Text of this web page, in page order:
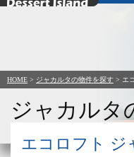
デザートアイランド
HOME > ジャカルタの物件を探す > エ
ジャカルタ
エコロフト ジ